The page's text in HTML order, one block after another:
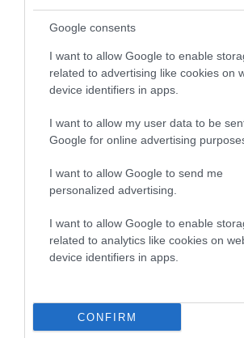
Google consents
I want to allow Google to enable
related to advertising like cookies on
device identifiers in apps.
I want to allow my user data to be
Google for online advertising
I want to allow Google to send me
personalized advertising.
I want to allow Google to enable
related to analytics like cookies on
device identifiers in apps.
CONFIRM
Η νεολαία της Άνδρου είναι εδώ.